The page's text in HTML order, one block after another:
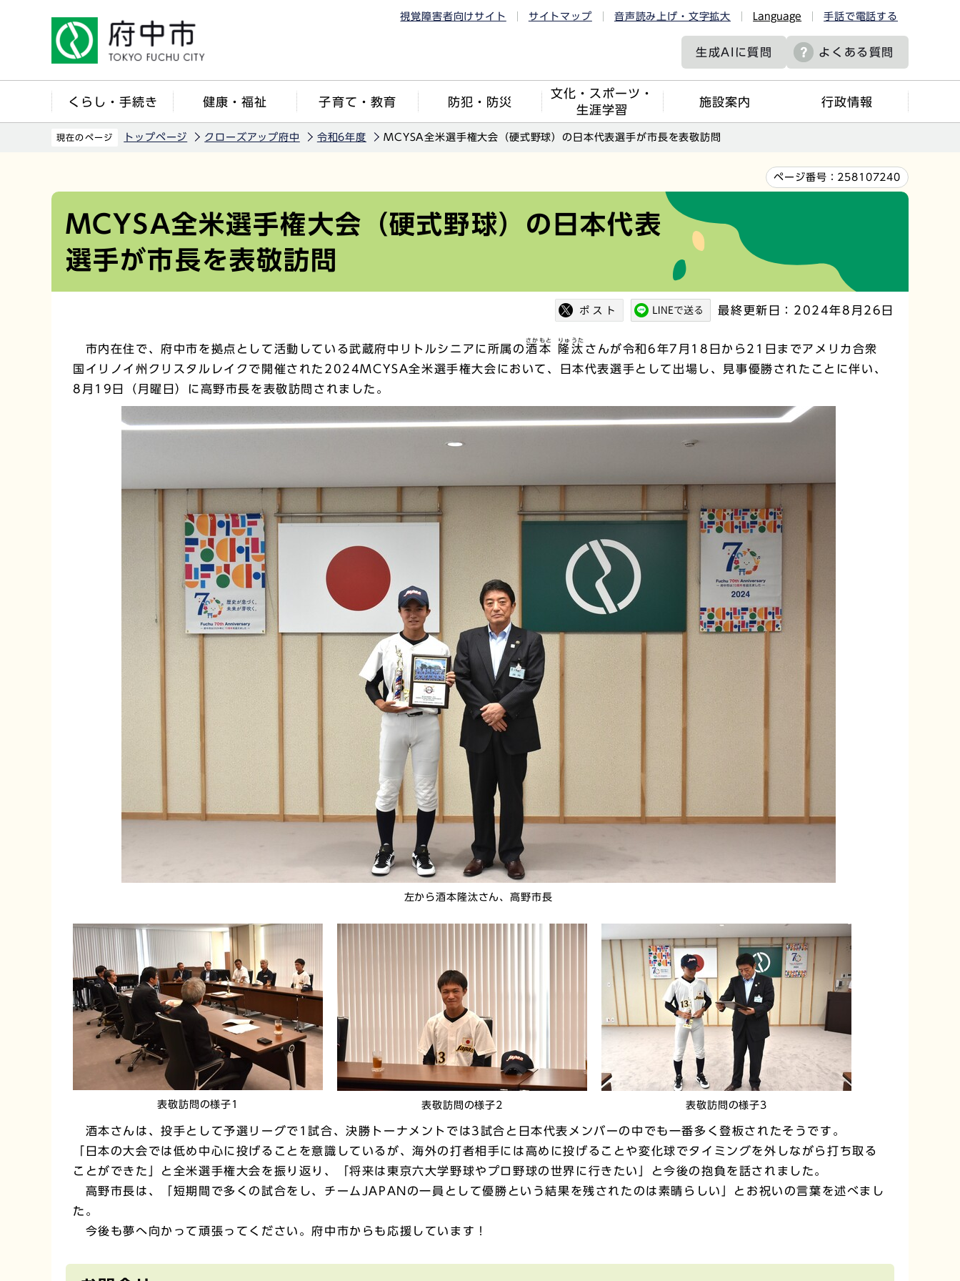
視覚障害者向けサイト サイトマップ 音声読み上げ・文字拡大 Language 手話で電話する
生成AIに質問 よくある質問
くらし・手続き 健康・福祉 子育て・教育 防犯・防災
文化・スポーツ・
生涯学習
施設案内 行政情報
現在のページ トップページ クローズアップ府中 令和6年度 MCYSA全米選手権大会（硬式野球）の日本代表選手が市長を表敬訪問
ページ番号： 258107240
MCYSA全米選手権大会（硬式野球）の日本代表
選手が市長を表敬訪問
最終更新日：2024年8月26日
市内在住で、府中市を拠点として活動している武蔵府中リトルシニアに所属の 酒本
さかもと
隆汰
りゅうた
さんが令和6年7月18日から21日までアメリカ合衆
国イリノイ州クリスタルレイクで開催された2024MCYSA全米選手権大会において、日本代表選手として出場し、見事優勝されたことに伴い、
8月19日（月曜日）に高野市長を表敬訪問されました。
左から酒本隆汰さん、高野市長
表敬訪問の様子1 表敬訪問の様子2 表敬訪問の様子3
酒本さんは、投手として予選リーグで1試合、決勝トーナメントでは3試合と日本代表メンバーの中でも一番多く登板されたそうです。
「日本の大会では低め中心に投げることを意識しているが、海外の打者相手には高めに投げることや変化球でタイミングを外しながら打ち取る
ことができた」と全米選手権大会を振り返り、「将来は東京六大学野球やプロ野球の世界に行きたい」と今後の抱負を話されました。
高野市長は、「短期間で多くの試合をし、チームJAPANの一員として優勝という結果を残されたのは素晴らしい」とお祝いの言葉を述べまし
た。
今後も夢へ向かって頑張ってください。府中市からも応援しています！